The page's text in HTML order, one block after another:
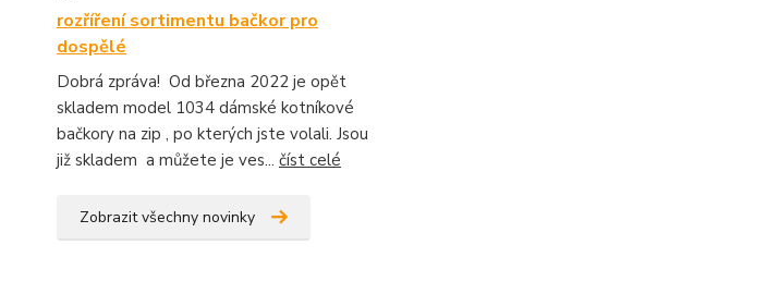
rozříření sortimentu bačkor pro
dospělé
Dobrá zpráva! Od března 2022 je opět
skladem model 1034 dámské kotníkové
bačkory na zip , po kterých jste volali. Jsou
již skladem a můžete je ves... číst celé
Zobrazit všechny novinky